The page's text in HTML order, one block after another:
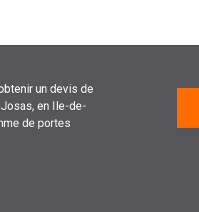
un devis de
en Ile-de-
de portes